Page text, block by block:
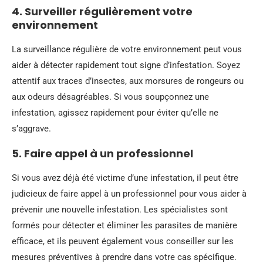
4. Surveiller régulièrement votre
environnement
La surveillance régulière de votre environnement peut vous
aider à détecter rapidement tout signe d’infestation. Soyez
attentif aux traces d’insectes, aux morsures de rongeurs ou
aux odeurs désagréables. Si vous soupçonnez une
infestation, agissez rapidement pour éviter qu’elle ne
s’aggrave.
5. Faire appel à un professionnel
Si vous avez déjà été victime d’une infestation, il peut être
judicieux de faire appel à un professionnel pour vous aider à
prévenir une nouvelle infestation. Les spécialistes sont
formés pour détecter et éliminer les parasites de manière
efficace, et ils peuvent également vous conseiller sur les
mesures préventives à prendre dans votre cas spécifique.